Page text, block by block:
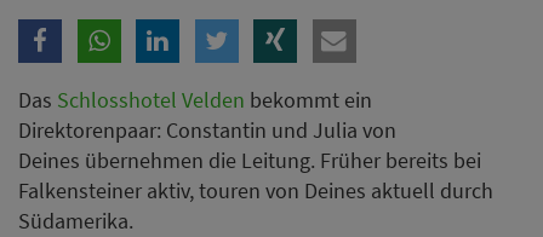
Das Schlosshotel Velden bekommt ein
Direktorenpaar: Constantin und Julia von
Deines übernehmen die Leitung. Früher bereits bei
Falkensteiner aktiv, touren von Deines aktuell durch
Südamerika.